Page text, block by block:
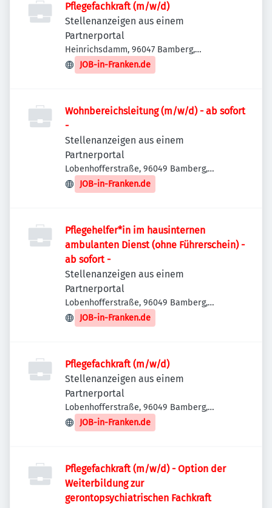
Pflegefachkraft (m/w/d)
Stellenanzeigen aus einem
Partnerportal
Heinrichsdamm, 96047 Bamberg,
Deutschland
JOB-in-Franken.de
Wohnbereichsleitung (m/w/d) - ab sofort
-
Stellenanzeigen aus einem
Partnerportal
Lobenhofferstraße, 96049 Bamberg,
Deutschland
JOB-in-Franken.de
Pflegehelfer*in im hausinternen
ambulanten Dienst (ohne Führerschein) -
ab sofort -
Stellenanzeigen aus einem
Partnerportal
Lobenhofferstraße, 96049 Bamberg,
Deutschland
JOB-in-Franken.de
Pflegefachkraft (m/w/d)
Stellenanzeigen aus einem
Partnerportal
Lobenhofferstraße, 96049 Bamberg,
Deutschland
JOB-in-Franken.de
Pflegefachkraft (m/w/d) - Option der
Weiterbildung zur
gerontopsychiatrischen Fachkraft